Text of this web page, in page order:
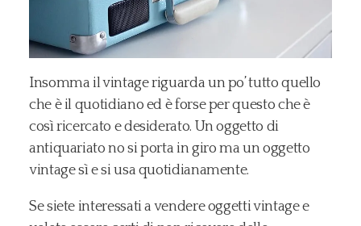
Insomma il vintage riguarda un po’ tutto quello
che è il quotidiano ed è forse per questo che è
così ricercato e desiderato. Un oggetto di
antiquariato no si porta in giro ma un oggetto
vintage sì e si usa quotidianamente.
Se siete interessati a vendere oggetti vintage e